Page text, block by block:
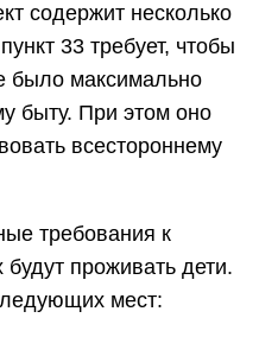
содержит несколько
33 требует, чтобы
было максимально
быту. При этом оно
всестороннему
требования к
проживать дети.
мест: